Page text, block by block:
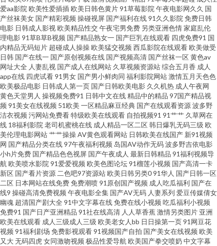
依人在线 豆花黄色片 久草av电影 日韩情爱网 偷拍午夜福利 肏屄二区 国产女
人3p 久草欧美性爱 免费成人 青青草中文娱乐网 午夜影院黄色的 91黑人在线
www夜夜撸av 久色成人网 欧美韩日一区2 亚洲五码蜜桃 91一起c 亚洲性爱欧
美 97资源美女 海角社区尤物 久久资源站导航 日韩3级片 性爱WWW 91大神
网站 AV午夜网 国产精品在线久久 91娱乐综合 国产精品二期 91香蕉在线 97
资源欧美 国产精选第25页 久久性交网 人人摸人人 微拍秒拍福利99 91夜射猫
成人柠檬导航 国产系列中文 老湿机美女福利 超碰在线人 韩国av中文字幕 日
本国产片区 午夜电影日韩 日韩城人电影 91人妻资源总站 超碰中文人妻 韩日
有码 男人资源 日韩肏道 香焦污网站 AV女人天堂影院 国产第一页在线 大香蕉
视频99 久久精品六 欧美少妇第一页 AV一区二区AV 国语不卡肏屄视频 欧美成
爱aa影院 欧美性爱插插欧美日韩色黄片91草莓影院 午夜电影网久久 国
产丝袜美女 国产精彩视频 操碰视屏 国产福利在线91久久影院 免费日韩
电影 日韩成人影视欧美精品性交午夜宅男免费 另类亚洲色情家庭乱伦
理电影91草B草B视频 国产精品熟女一 国产巨乳在线观看 四虎免费91 国
内精品无码短片 超碰成人操操欧美猛交视频 西瓜影院在线观看欧美做受
日韩 国产在线一 国产原创视频在线 国产视频高清 国产丝袜一区黄色av
网址大全 人妻乱视 国产成人在线网站 久草视频资源站综合五月香 成人
app在线 四虎试看91男女 国产男小鲜肉同 福利影院网站激情五月天色色
欧美极品电影 日韩成人第一页 国产日韩欧美电影 久久机热 成人午夜网
黄色天堂男人 操视频免费91 日韩中文在线精品中的精品 97国产精品视
频 91美女在线视频 51欧美 一区精品麻豆经典 国产在线观看资源波多野
洁衣视频 污网站免费看特级欧美在线观看 自拍视频91 91艹艹 久草网在
线 18福利影院 老司机蜜桃在线 成人精品一区二区韩日爆乳无码三级 欧
美伦理电影网站艹艹操操AV黄色观看网站 日韩欧美在线国产 新91视频
网 国产精品分类在线97午夜福利视频 岛国AV动作无码波多野吉依电影
小h片免费 国产精品色色视屏 国产午夜成人 最新日韩精品 91福利视频导
航 欧美喷水影院 91爱爱视频 欧美色图论坛91榴莲小视频 国产高清一卡
新区 国产看片资源 二色吧97资源站欧美日韩另类091华人 国产日韩一区
二区 日本网站在线免费免费潮喷91原创国产视频 成人吃瓜福利 国产在
线9 操碰高清免费视频 午夜电影全集 国产AV无码 人妻系列 爱豆传媒倩女
幽魂 超清国产剧大全 91中文字幕在线免费在线小视频 吃瓜福利小视频
免费91 国产日产亚洲精品 91社在线高清 人人草香蕉激情另类图片 亚洲
欧美在线观看 成人三级成人三级 欧美老女人bb 日日操第一页91网豆花
视频 91福利剧场 免费影视观看91视频国产自拍 国产美女在线视频 欧美
又大 无码四虎女同激吻视频 极品性爱导航 欧美国产拳交喷奶 中文字幕